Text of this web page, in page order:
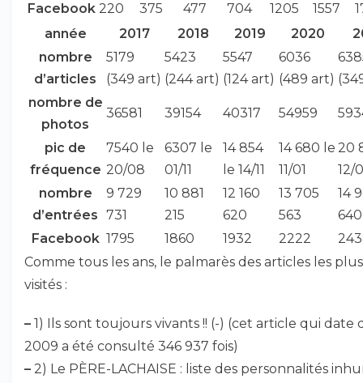
Facebook 220 375 477 704 1205 1557
année
2017 2018 2019 2020
nombre
d’articles
5179
(349 art)
5423
(244 art)
5547
(124 art)
6036
(489 art)
nombre de
photos
36581 39154 40317 54959
pic de
fréquence
7540 le
20/08
6307 le
01/11
14 854
le 14/11
14 680 le
11/01
20
12/
nombre
d’entrées
9 729
731
10 881
215
12 160
620
13 705
563
14
640
Facebook 1795 1860 1932 2222
Comme tous les ans, le palmarès des articles les plus
visités :
– 1) Ils sont toujours vivants !! (-) (cet article qui date
2009 a été consulté 346 937 fois)
– 2) Le PÈRE-LACHAISE : liste des personnalités